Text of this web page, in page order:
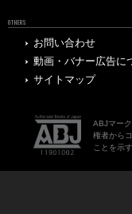
OTHERS
お問い合わせ
動画・バナー広告に
サイトマップ
ABJマー
権者から
ことを示